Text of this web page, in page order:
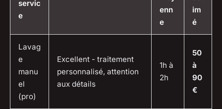
servic
e
enn
e
im
é
Lavag
e
manu
el
(pro)
Excellent - traitement
personnalisé, attention
aux détails
1h à
2h
50
à
90
€